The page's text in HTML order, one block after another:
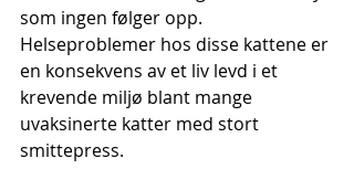
som ingen følger opp.
Helseproblemer hos disse kattene er
en konsekvens av et liv levd i et
krevende miljø blant mange
uvaksinerte katter med stort
smittepress.